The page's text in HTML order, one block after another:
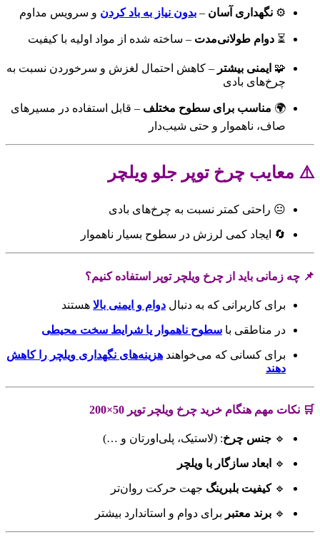
⚙️ نگهداری آسان – بدون نیاز به باد کردن و سرویس مداوم
⏳ دوام طولانی‌مدت – ساخته شده از مواد اولیه با کیفیت
🧩 ایمنی بیشتر – کاهش احتمال لغزش و سرخوردن نسبت به
چرخ‌های بادی
🌍 مناسب برای سطوح مختلف – قابل استفاده در مسیرهای
صاف، ناهموار و حتی شیب‌دار
⚠️ معایب چرخ توپر جلو ویلچر
😐 راحتی کمتر نسبت به چرخ‌های بادی
🔄 ایجاد کمی لرزش در سطوح بسیار ناهموار
📌 چه زمانی باید از چرخ ویلچر توپر استفاده کنیم؟
برای کاربرانی که به دنبال دوام و ایمنی بالا هستند
در مناطقی با سطوح ناهموار یا شرایط سخت محیطی
برای کسانی که می‌خواهند هزینه‌های نگهداری ویلچر را کاهش
دهند
🛒 نکات مهم هنگام خرید چرخ ویلچر توپر 50×200
🔹 جنس چرخ: (لاستیک، پلی‌اورتان و …)
🔹 ابعاد سازگار با ویلچر
🔹 کیفیت بلبرینگ جهت حرکت روان‌تر
🔹 برند معتبر برای دوام و استاندارد بیشتر